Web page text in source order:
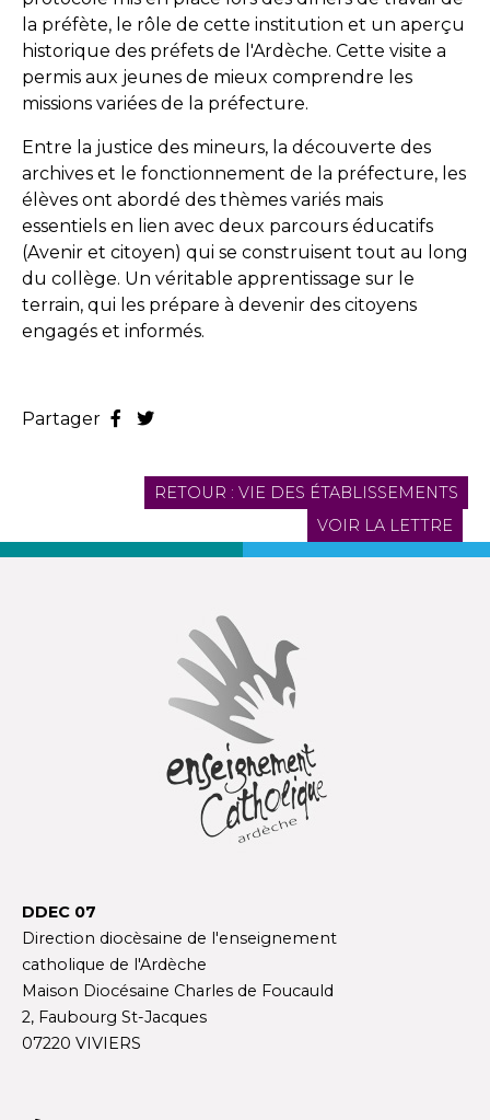
la préfète, le rôle de cette institution et un aperçu
historique des préfets de l'Ardèche. Cette visite a
permis aux jeunes de mieux comprendre les
missions variées de la préfecture.
Entre la justice des mineurs, la découverte des
archives et le fonctionnement de la préfecture, les
élèves ont abordé des thèmes variés mais
essentiels en lien avec deux parcours éducatifs
(Avenir et citoyen) qui se construisent tout au long
du collège. Un véritable apprentissage sur le
terrain, qui les prépare à devenir des citoyens
engagés et informés.
Partager
RETOUR : VIE DES ÉTABLISSEMENTS
VOIR LA LETTRE
DDEC 07
Direction diocèsaine de l'enseignement
catholique de l'Ardèche
Maison Diocésaine Charles de Foucauld
2, Faubourg St-Jacques
07220 VIVIERS